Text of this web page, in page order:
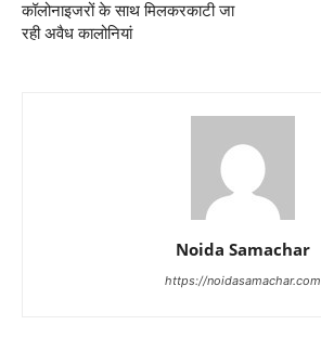
कॉलोनाइजरों के साथ मिलकरकाटी जा
रही अवैध कालोनियां
Noida Samachar
https://noidasamachar.com